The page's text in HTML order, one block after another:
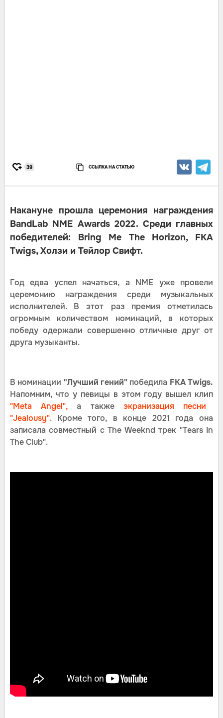
39 ССЫЛКА НА СТАТЬЮ
Накануне прошла церемония награждения
BandLab NME Awards 2022. Среди главных
победителей: Bring Me The Horizon, FKA
Twigs, Холзи и Тейлор Свифт.
Год едва успел начаться, а NME уже провели
церемонию награждения среди музыкальных
исполнителей. В этот раз премия отметилась
огромным количеством номинаций, в которых
победу одержали совершенно отличные друг от
друга музыканты.
В номинации "Лучший гений" победила FKA Twigs.
Напомним, что у певицы в этом году вышел клип
"Meta Angel", а также экранизация песни
"Jealousy". Кроме того, в конце 2021 года она
записала совместный с The Weeknd трек "Tears In
The Club".